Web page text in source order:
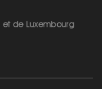
et de Luxembourg